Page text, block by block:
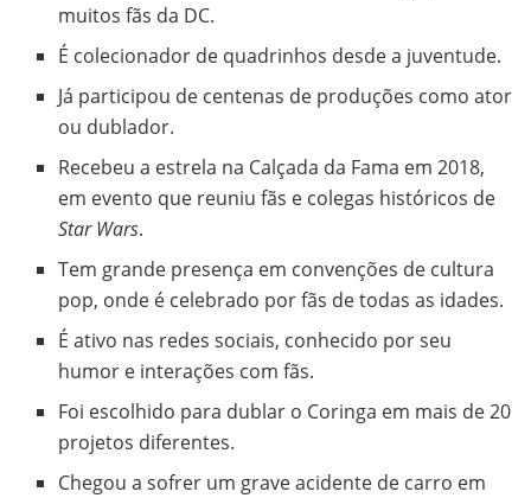
muitos fãs da DC.
É colecionador de quadrinhos desde a juventude.
Já participou de centenas de produções como ator
ou dublador.
Recebeu a estrela na Calçada da Fama em 2018,
em evento que reuniu fãs e colegas históricos de
Star Wars.
Tem grande presença em convenções de cultura
pop, onde é celebrado por fãs de todas as idades.
É ativo nas redes sociais, conhecido por seu
humor e interações com fãs.
Foi escolhido para dublar o Coringa em mais de 20
projetos diferentes.
Chegou a sofrer um grave acidente de carro em